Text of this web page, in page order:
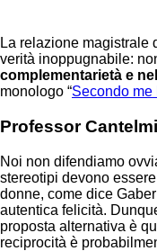
La relazione magistrale
verità inoppugnabile:
complementarietà e
monologo “Secondo me
Professor
Noi non difendiamo
stereotipi devono
donne, come dice Gaber
autentica felicità.
proposta alternativa è
reciprocità è